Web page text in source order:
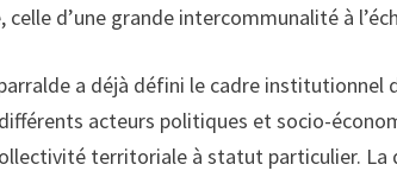
d’une grande intercommunalité à
a déjà défini le cadre institutionnel
acteurs politiques et socio-
territoriale à statut particulier.